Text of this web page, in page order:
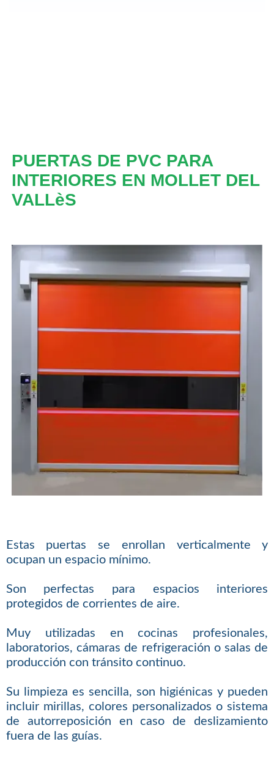
PUERTAS DE PVC PARA
INTERIORES EN MOLLET DEL
VALLèS
Estas puertas se enrollan verticalmente y
ocupan un espacio mínimo.
Son perfectas para espacios interiores
protegidos de corrientes de aire.
Muy utilizadas en cocinas profesionales,
laboratorios, cámaras de refrigeración o salas de
producción con tránsito continuo.
Su limpieza es sencilla, son higiénicas y pueden
incluir mirillas, colores personalizados o sistema
de autorreposición en caso de deslizamiento
fuera de las guías.